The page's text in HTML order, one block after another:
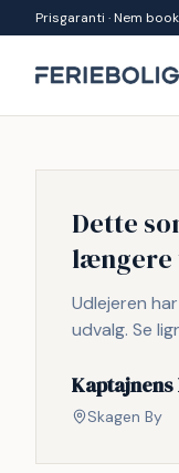
Spring til indhold
Prisgaranti · Nem
Dette
Udlejeren
udvalg. Se
Kaptajnens
Skagen By